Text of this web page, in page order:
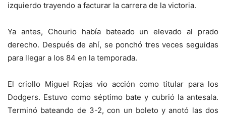
izquierdo trayendo a facturar la carrera de la victoria.
Ya antes, Chourio había bateado un elevado al prado
derecho. Después de ahí, se ponchó tres veces seguidas
para llegar a los 84 en la temporada.
El criollo Miguel Rojas vio acción como titular para los
Dodgers. Estuvo como séptimo bate y cubrió la antesala.
Terminó bateando de 3-2, con un boleto y anotó las dos